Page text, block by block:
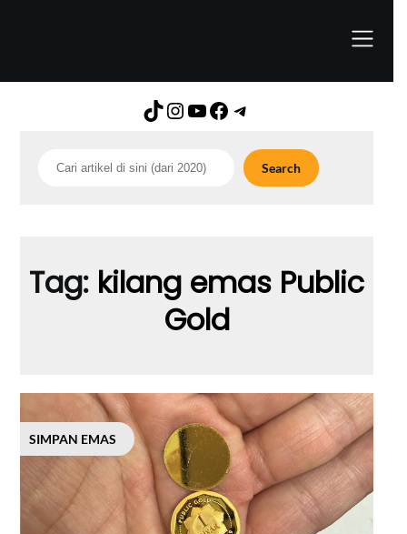
TikTok
Instagram
YouTube
Facebook
Telegram
Search Search
Tag: kilang emas Public
Gold
SIMPAN EMAS